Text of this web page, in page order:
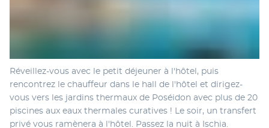
Réveillez-vous avec le petit déjeuner à l'hôtel, puis
rencontrez le chauffeur dans le hall de l'hôtel et dirigez-
vous vers les jardins thermaux de Poséidon avec plus de 20
piscines aux eaux thermales curatives ! Le soir, un transfert
privé vous ramènera à l'hôtel. Passez la nuit à Ischia.